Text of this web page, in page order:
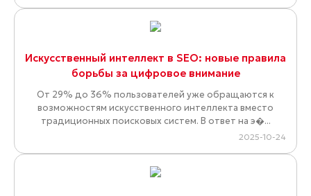
Искусственный интеллект в SEO: новые правила
борьбы за цифровое внимание
От 29% до 36% пользователей уже обращаются к
возможностям искусственного интеллекта вместо
традиционных поисковых систем. В ответ на э�...
2025-10-24